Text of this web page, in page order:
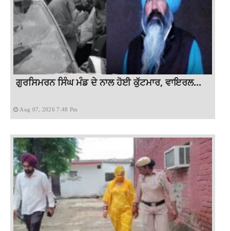
ਗੁਰਸਿਮਰਨ ਸਿੰਘ ਮੰਡ ਦੇ ਨਾਲ ਹੋਈ ਕੁੱਟਮਾਰ, ਵਾਇਰਲ...
Aug 07, 2026 7:48 Pm